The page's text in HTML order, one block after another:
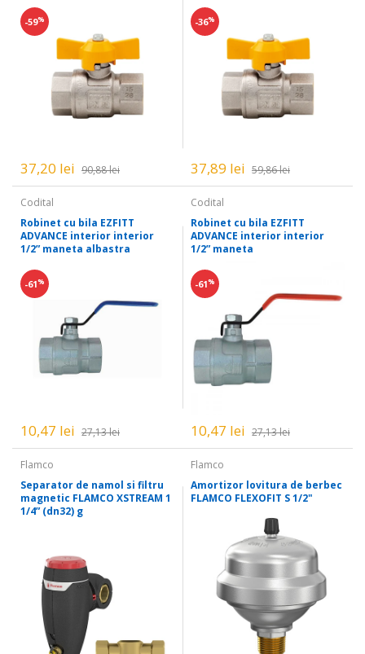
-59%
37,20 lei 90,88 lei
-36%
37,89 lei 59,86 lei
Codital
Robinet cu bila EZFITT
ADVANCE interior interior
1/2” maneta albastra
-61%
10,47 lei 27,13 lei
Codital
Robinet cu bila EZFITT
ADVANCE interior interior
1/2” maneta
-61%
10,47 lei 27,13 lei
Flamco
Separator de namol si filtru
magnetic FLAMCO XSTREAM 1
1/4” (dn32) g
Flamco
Amortizor lovitura de berbec
FLAMCO FLEXOFIT S 1/2"